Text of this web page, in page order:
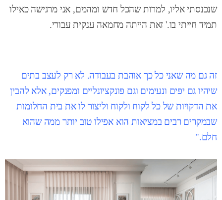
שנכנסתי אליו, למרות שהכל חדש ומהמם, אני מרגישה כאילו
תמיד חייתי בו.' זאת הייתה מחמאה ענקית עבורי.
זה גם מה שאני כל כך אוהבת בעבודה. לא רק לעצב בתים
שיהיו גם יפים ונעימים וגם פונקציונליים ומפנקים, אלא להבין
את הדקויות של כל לקוח ולקוח וליצור לו את בית החלומות
שבמקרים רבים במציאות הוא אפילו טוב יותר ממה שהוא
חלם."